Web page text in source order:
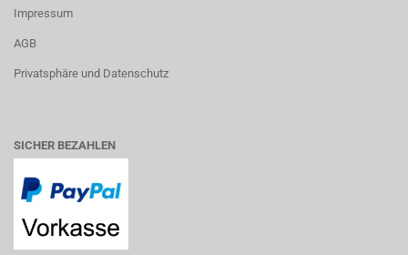
Impressum
AGB
Privatsphäre und Datenschutz
SICHER BEZAHLEN